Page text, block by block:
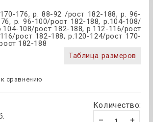
176, р. 88-92 /рост 182-188, р. 96-
р. 96-100/рост 182-188, р.104-108/
108/рост 182-188, р.112-116/рост
рост 182-188, р.120-124/рост 170-
182-188
Таблица размеров
сравнению
Количество: